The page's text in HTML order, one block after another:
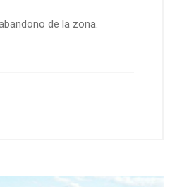
de la zona.